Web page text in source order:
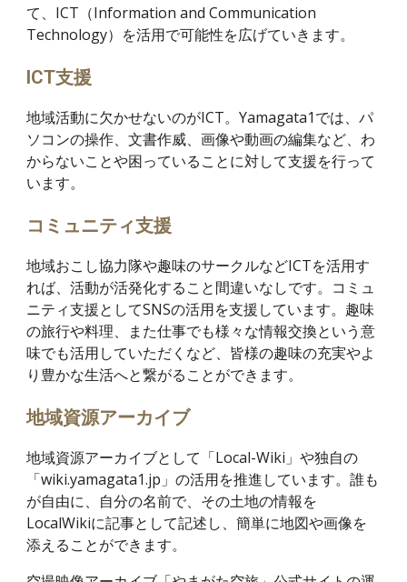
て、ICT（Information and Communication
Technology）を活用で可能性を広げていきます。
ICT支援
地域活動に欠かせないのがICT。Yamagata1では、パ
ソコンの操作、文書作威、画像や動画の編集など、わ
からないことや困っていることに対して支援を行って
います。
コミュニティ支援
地域おこし協力隊や趣味のサークルなどICTを活用す
れば、活動が活発化すること間違いなしです。コミュ
ニティ支援としてSNSの活用を支援しています。趣味
の旅行や料理、また仕事でも様々な情報交換という意
味でも活用していただくなど、皆様の趣味の充実やよ
り豊かな生活へと繋がることができます。
地域資源アーカイブ
地域資源アーカイブとして「Local-Wiki」や独自の
「wiki.yamagata1.jp」の活用を推進しています。誰も
が自由に、自分の名前で、その土地の情報を
LocalWikiに記事として記述し、簡単に地図や画像を
添えることができます。